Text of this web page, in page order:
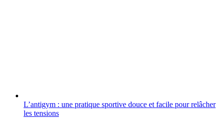
L’antigym : une pratique sportive douce et facile pour relâcher
les tensions